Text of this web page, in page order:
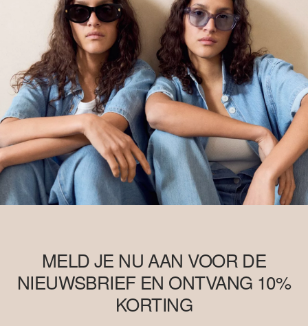
MELD JE NU AAN VOOR DE
NIEUWSBRIEF EN ONTVANG 10%
KORTING